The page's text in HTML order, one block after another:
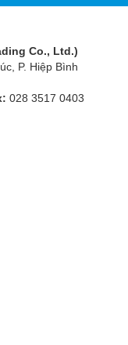
Co., Ltd.)
P. Hiệp Bình
028 3517 0403